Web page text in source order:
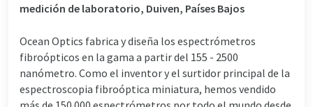
medición de laboratorio, Duiven, Países Bajos
Ocean Optics fabrica y diseña los espectrómetros
fibroópticos en la gama a partir del 155 - 2500
nanómetro. Como el inventor y el surtidor principal de la
espectroscopia fibroóptica miniatura, hemos vendido